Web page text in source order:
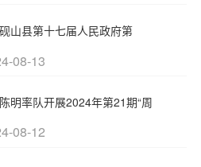
砚山县第十七届人民政府第
08-13
陈明率队开展2024年第21期“周
08-12